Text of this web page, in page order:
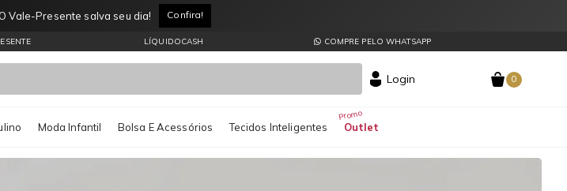
R$11,99* Consulte regiões atendidas
LÍQUIDOCASH COMPRE PELO WHATSAPP
Login 0
Bolsa E Acessórios
Moda Infantil Outlet
Tecidos Inteligentes